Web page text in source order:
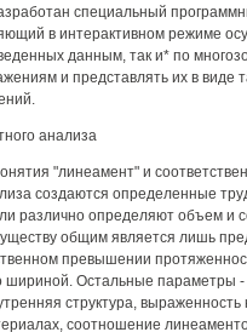
специальный
в интерактивном режиме
данным, так и* по
и представлять их в виде
анализа
"линеамент" и
создаются определенные
различно определяют объем и
общим является лишь
превышении
шириной. Остальные параметры
структура,
соотношение